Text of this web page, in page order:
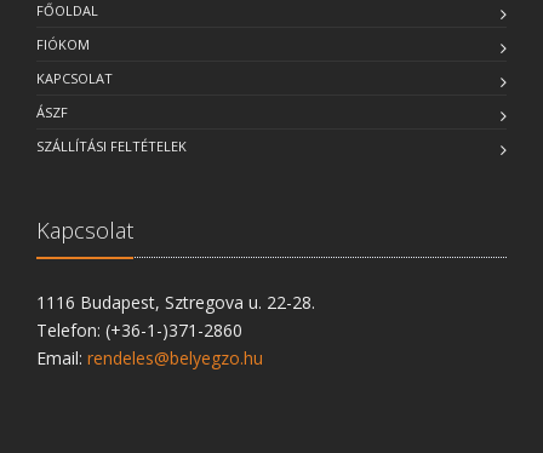
FŐOLDAL
FIÓKOM
KAPCSOLAT
ÁSZF
SZÁLLÍTÁSI FELTÉTELEK
Kapcsolat
1116 Budapest, Sztregova u. 22-28.
Telefon: (+36-1-)371-2860
Email: rendeles@belyegzo.hu